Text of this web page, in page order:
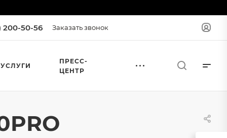
200-50-56 Заказать звонок
УСЛУГИ
ПРЕСС-
ЦЕНТР